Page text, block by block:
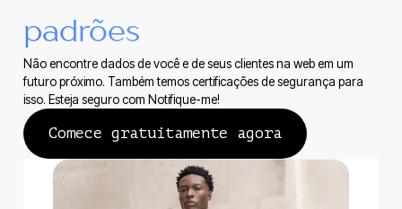
padrões
Não encontre dados de você e de seus clientes na web em um
futuro próximo. Também temos certificações de segurança para
isso. Esteja seguro com Notifique-me!
Comece gratuitamente agora